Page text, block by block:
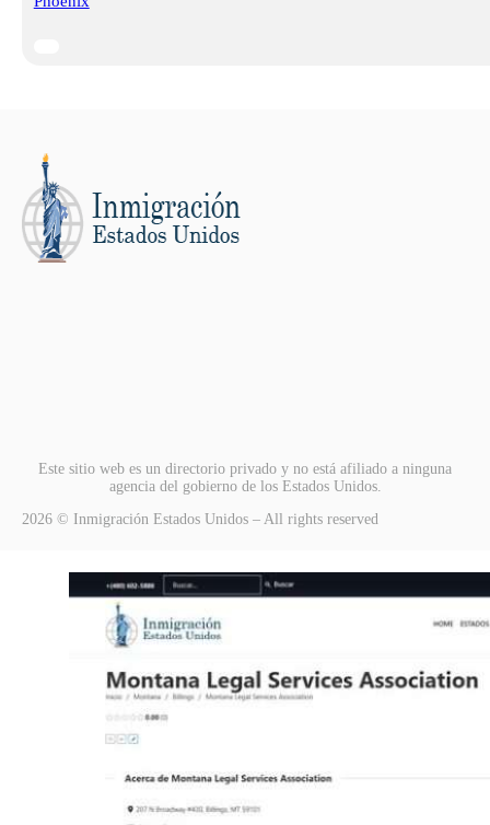
Este sitio web es un directorio privado y no está afiliado a ninguna
agencia del gobierno de los Estados Unidos.
2026 © Inmigración Estados Unidos – All rights reserved